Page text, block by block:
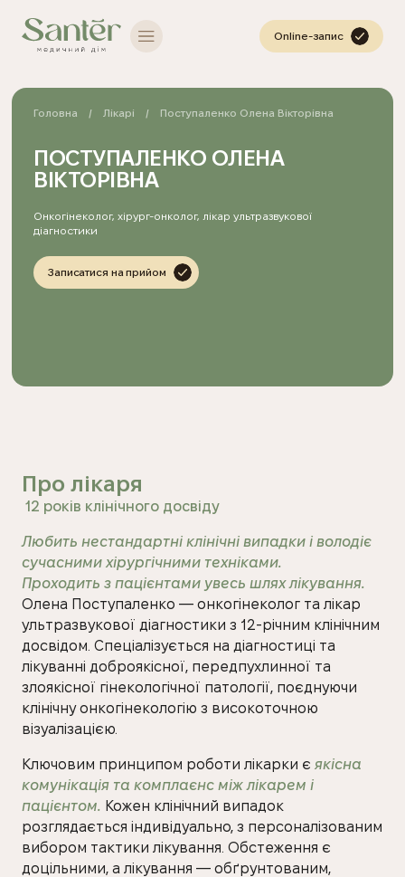
Online-запис
Головна Лікарі Поступаленко Олена Вікторівна
ПОСТУПАЛЕНКО ОЛЕНА
ВІКТОРІВНА
Онкогінеколог, хірург-онколог, лікар ультразвукової
діагностики
Записатися на прийом
Про лікаря
12 років клінічного досвіду
Любить нестандартні клінічні випадки і володіє
сучасними хірургічними техніками.
Проходить з пацієнтами увесь шлях лікування.
Олена Поступаленко — онкогінеколог та лікар
ультразвукової діагностики з 12-річним клінічним
досвідом. Спеціалізується на діагностиці та
лікуванні доброякісної, передпухлинної та
злоякісної гінекологічної патології, поєднуючи
клінічну онкогінекологію з високоточною
візуалізацією.
Ключовим принципом роботи лікарки є якісна
комунікація та комплаєнс між лікарем і
пацієнтом. Кожен клінічний випадок
розглядається індивідуально, з персоналізованим
вибором тактики лікування. Обстеження є
доцільними, а лікування — обґрунтованим,